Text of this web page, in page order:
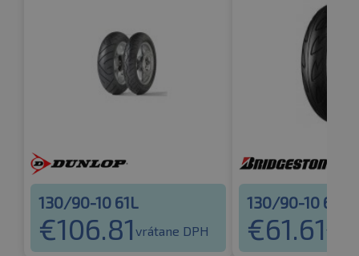
130/90-10 61L
€106.81 vrátane DPH
130/90-10 61J
€61.61